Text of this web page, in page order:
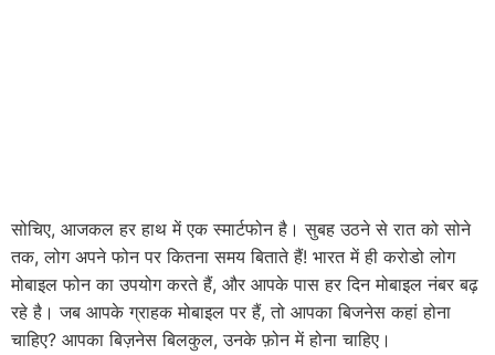
सोचिए, आजकल हर हाथ में एक स्मार्टफोन है। सुबह उठने से रात को सोने
तक, लोग अपने फोन पर कितना समय बिताते हैं! भारत में ही करोडो लोग
मोबाइल फोन का उपयोग करते हैं, और आपके पास हर दिन मोबाइल नंबर बढ़
रहे है। जब आपके ग्राहक मोबाइल पर हैं, तो आपका बिजनेस कहां होना
चाहिए? आपका बिज़नेस बिलकुल, उनके फ़ोन में होना चाहिए।